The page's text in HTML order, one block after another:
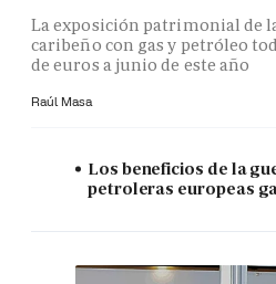
La exposición patrimonial de
caribeño con gas y petróleo
de euros a junio de este año
Raúl Masa
Los beneficios de la
petroleras europeas